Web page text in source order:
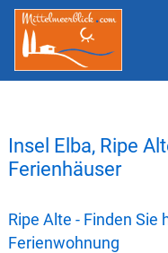
Insel Elba, Ripe
Ferienhäuser
Ripe Alte - Finden Sie
Ferienwohnung